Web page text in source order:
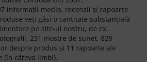
informaţii media, recenzii şi rapoarte
veţi găsi o cantitate substanţială
pe site-ul nostru, de ex.
231 mostre de sunet, 829
despre produs şi 11 rapoarte ale
(în câteva limbi).